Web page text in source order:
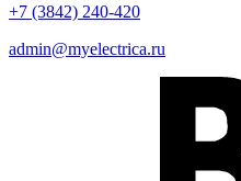
+7 (3842) 240-420
admin@myelectrica.ru